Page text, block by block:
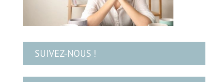
SUIVEZ-NOUS !